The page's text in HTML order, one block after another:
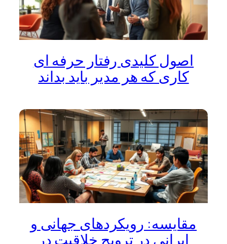
اصول کلیدی رفتار حرفه ای
کاری که هر مدیر باید بداند
مقایسه: رویکردهای جهانی و
ایرانی در ترویج خلاقیت در